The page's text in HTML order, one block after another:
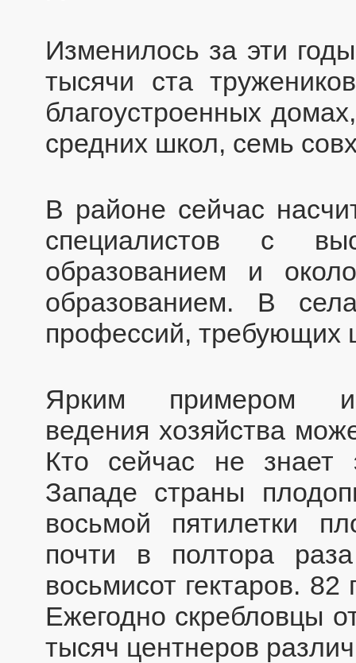
Изменилось за эти
тысячи ста
благоустроенных
средних школ, семь
В районе сейчас
специалистов с
образованием и
образованием. В
профессий, требующих
Ярким примером
ведения хозяйства
Кто сейчас не знает
Западе страны
восьмой пятилетки
почти в полтора
восьмисот гектаров. 82
Ежегодно скребловцы
тысяч центнеров